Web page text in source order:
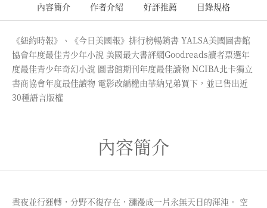
內容簡介 作者介紹 好評推薦 目錄規格
《紐約時報》、《今日美國報》排行榜暢銷書 YALSA美國圖書館
協會年度最佳青少年小說 美國最大書評網Goodreads讀者票選年
度最佳青少年奇幻小說 圖書館期刊年度最佳讀物 NCIBA北卡獨立
書商協會年度最佳讀物 電影改編權由華納兄弟買下，並已售出近
30種語言版權
內容簡介
晝夜並行運轉，分野不復存在，瀰漫成一片永無天日的渾沌。 空